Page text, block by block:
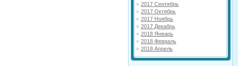
2017 Сентябрь
2017 Октябрь
2017 Ноябрь
2017 Декабрь
2018 Январь
2018 Февраль
2018 Апрель